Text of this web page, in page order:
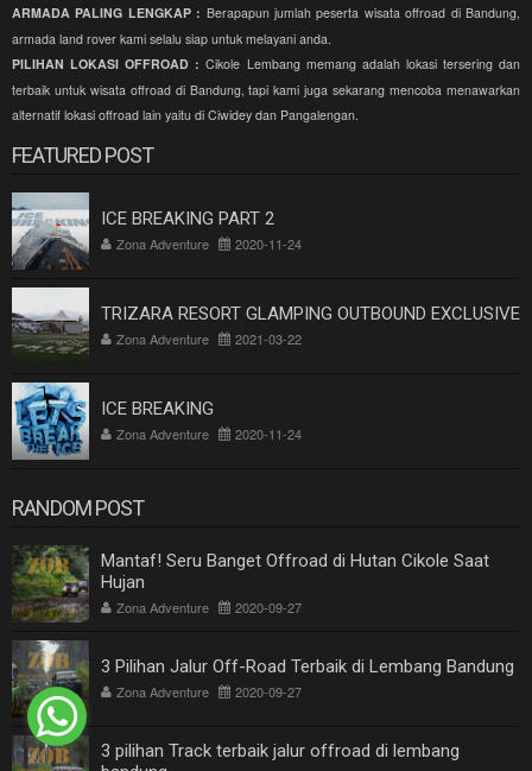
ARMADA PALING LENGKAP : Berapapun jumlah peserta wisata offroad di Bandung,
armada land rover kami selalu siap untuk melayani anda.
PILIHAN LOKASI OFFROAD :Cikole Lembang memang adalah lokasi tersering dan
terbaik untuk wisata offroad di Bandung, tapi kami juga sekarang mencoba menawarkan
alternatif lokasi offroad lain yaitu di Ciwidey dan Pangalengan.
FEATURED POST
ICE BREAKING PART 2
Zona Adventure 2020-11-24
TRIZARA RESORT GLAMPING OUTBOUND EXCLUSIVE
Zona Adventure 2021-03-22
ICE BREAKING
Zona Adventure 2020-11-24
RANDOM POST
Mantaf! Seru Banget Offroad di Hutan Cikole Saat
Hujan
Zona Adventure 2020-09-27
3 Pilihan Jalur Off-Road Terbaik di Lembang Bandung
Zona Adventure 2020-09-27
3 pilihan Track terbaik jalur offroad di lembang